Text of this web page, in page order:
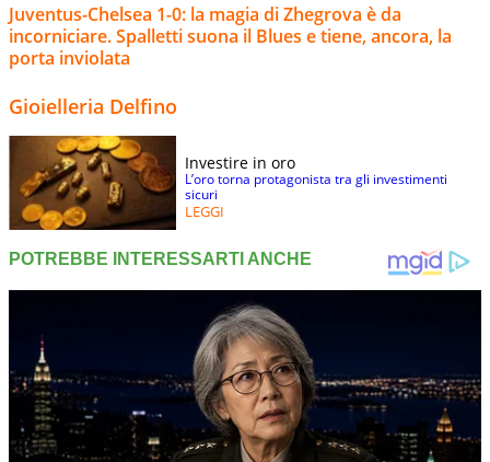
Juventus-Chelsea 1-0: la magia di Zhegrova è da
incorniciare. Spalletti suona il Blues e tiene, ancora, la
porta inviolata
Gioielleria Delfino
Investire in oro
L’oro torna protagonista tra gli investimenti
sicuri
LEGGI